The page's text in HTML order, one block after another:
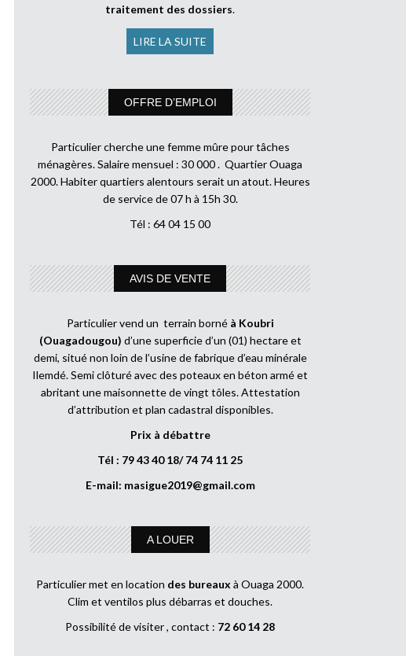
traitement des dossiers.
LIRE LA SUITE
OFFRE D’EMPLOI
Particulier cherche une femme mûre pour tâches
ménagères. Salaire mensuel : 30 000 . Quartier Ouaga
2000. Habiter quartiers alentours serait un atout. Heures
de service de 07 h à 15h 30.
Tél : 64 04 15 00
AVIS DE VENTE
Particulier vend un terrain borné à Koubri
(Ouagadougou) d’une superficie d’un (01) hectare et
demi, situé non loin de l’usine de fabrique d’eau minérale
Ilemdé. Semi clôturé avec des poteaux en béton armé et
abritant une maisonnette de vingt tôles. Attestation
d’attribution et plan cadastral disponibles.
Prix à débattre
Tél : 79 43 40 18/ 74 74 11 25
E-mail: masigue2019@gmail.com
A LOUER
Particulier met en location des bureaux à Ouaga 2000.
Clim et ventilos plus débarras et douches.
Possibilité de visiter , contact : 72 60 14 28